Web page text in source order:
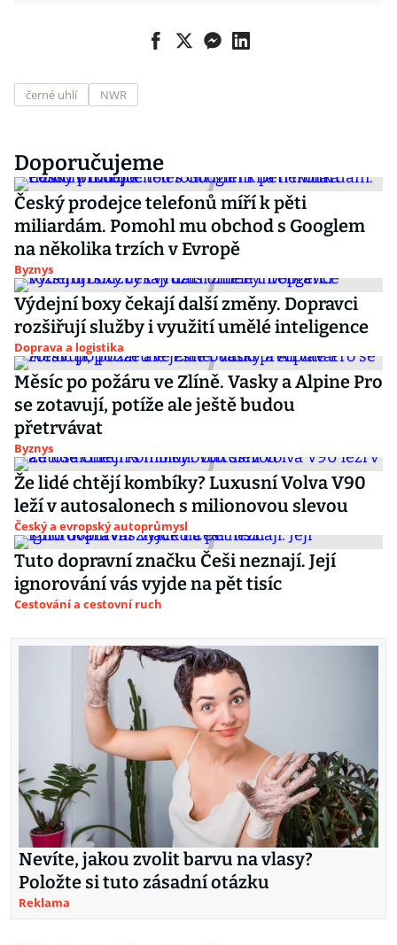
černé uhlí NWR
Doporučujeme
Český prodejce telefonů míří k pěti
miliardám. Pomohl mu obchod s Googlem
na několika trzích v Evropě
Byznys
Výdejní boxy čekají další změny. Dopravci
rozšiřují služby i využití umělé inteligence
Doprava a logistika
Měsíc po požáru ve Zlíně. Vasky a Alpine Pro
se zotavují, potíže ale ještě budou
přetrvávat
Byznys
Že lidé chtějí kombíky? Luxusní Volva V90
leží v autosalonech s milionovou slevou
Český a evropský autoprůmysl
Tuto dopravní značku Češi neznají. Její
ignorování vás vyjde na pět tisíc
Cestování a cestovní ruch
Nevíte, jakou zvolit barvu na vlasy?
Položte si tuto zásadní otázku
Reklama